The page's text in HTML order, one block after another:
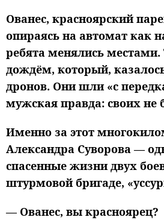
Ованес, красноярский
опираясь на автомат как
ребята менялись
дождём, который,
дронов. Они шли «с
мужская правда: своих не
Именно за этот
Александра Суворова —
спасенные жизни двух
штурмовой бригаде,
— Ованес, вы красноярец?